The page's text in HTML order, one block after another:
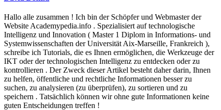
Hallo alle zusammen ! Ich bin der Schöpfer und Webmaster der
Website Academypedia.info . Spezialisiert auf technologische
Intelligenz und Innovation ( Master 1 Diplom in Informations- und
Systemwissenschaften der Universität Aix-Marseille, Frankreich ),
schreibe ich Tutorials, die es Ihnen ermöglichen, die Werkzeuge der
IKT oder der technologischen Intelligenz zu entdecken oder zu
kontrollieren . Der Zweck dieser Artikel besteht daher darin, Ihnen
zu helfen, öffentliche und rechtliche Informationen besser zu
suchen, zu analysieren (zu überprüfen), zu sortieren und zu
speichern . Tatsächlich können wir ohne gute Informationen keine
guten Entscheidungen treffen !